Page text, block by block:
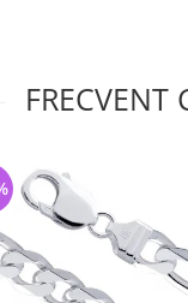
FRECVENT